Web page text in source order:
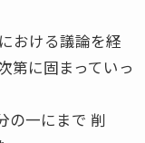
おける議論を経
第に固まっていっ
の一にまで 削